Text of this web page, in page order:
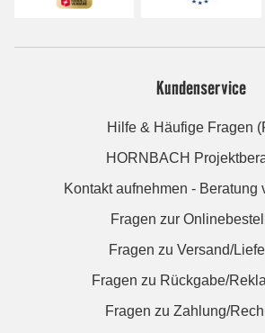
Kundenservice
Hilfe & Häufige Fragen
HORNBACH
Kontakt aufnehmen - Beratung
Fragen zur
Fragen zu Versand/
Fragen zu Rückgabe/
Fragen zu Zahlung/